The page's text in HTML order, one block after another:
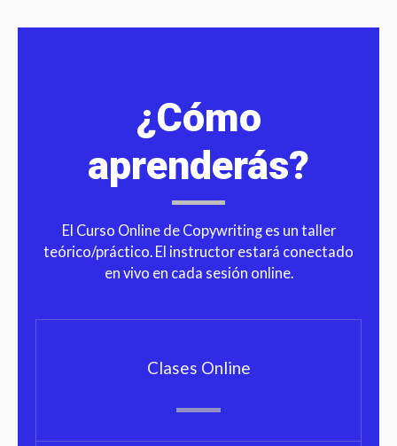
¿Cómo
aprenderás?
El Curso Online de Copywriting es un taller
teórico/práctico. El instructor estará conectado
en vivo en cada sesión online.
Clases Online